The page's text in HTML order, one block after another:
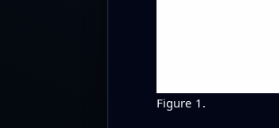
Figure 1.